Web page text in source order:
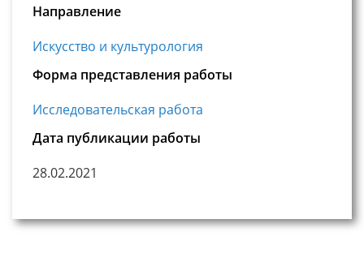
Направление
Искусство и культурология
Форма представления работы
Исследовательская работа
Дата публикации работы
28.02.2021